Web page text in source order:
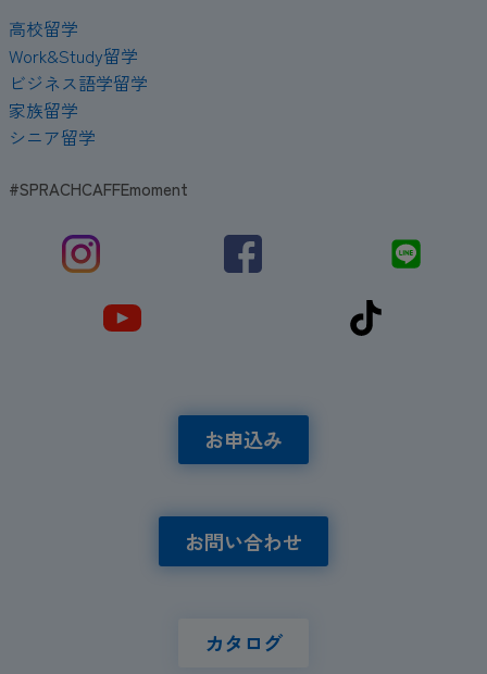
高校留学
Work&Study留学
ビジネス語学留学
家族留学
シニア留学
#SPRACHCAFFEmoment
お申込み
お問い合わせ
カタログ